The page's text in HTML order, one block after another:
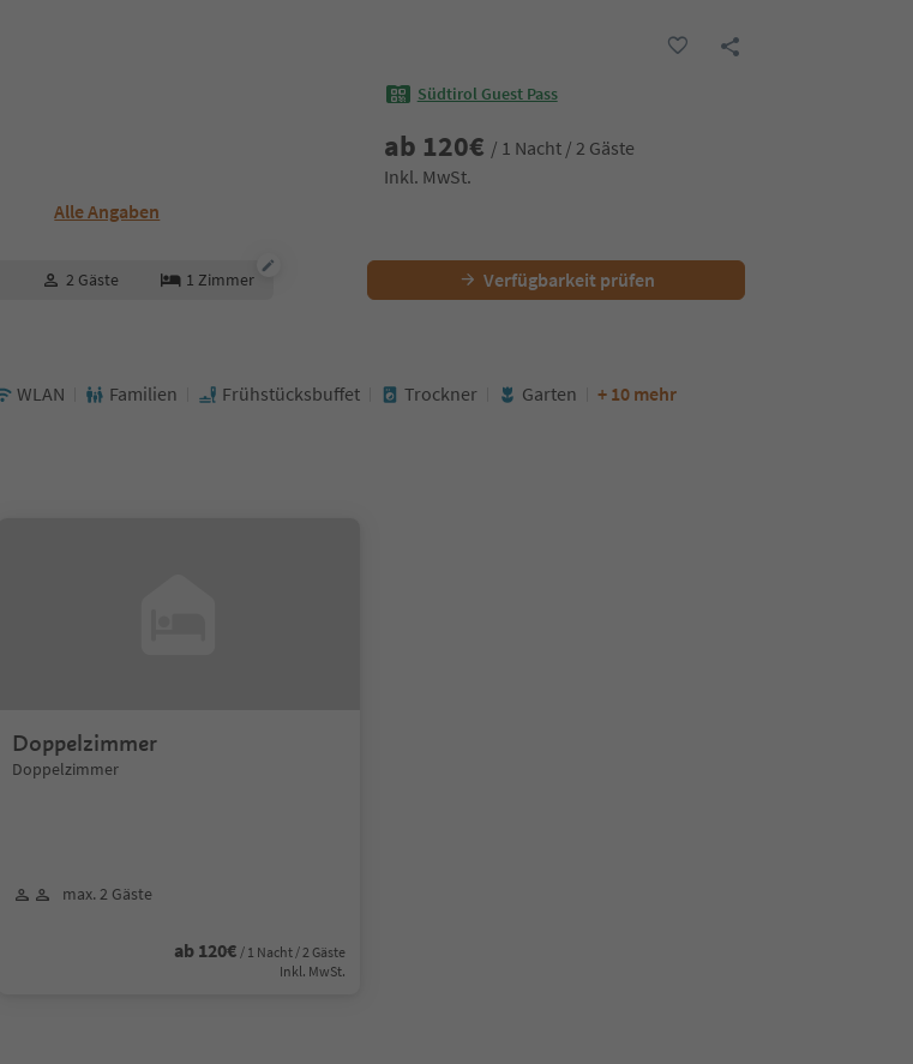
Alle Angaben
Südtirol Guest Pass
ab 120€ / 1 Nacht / 2 Gäste
Inkl. MwSt.
2 Gäste 1 Zimmer Verfügbarkeit prüfen
WLAN Familien Frühstücksbuffet Trockner Garten + 10 mehr
Doppelzimmer
Doppelzimmer
max. 2 Gäste
ab 120€ / 1 Nacht / 2 Gäste
Inkl. MwSt.